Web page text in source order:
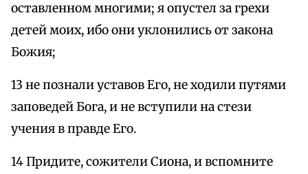
оставленном многими; я опустел за грехи
детей моих, ибо они уклонились от закона
Божия;
13 не познали уставов Его, не ходили путями
заповедей Бога, и не вступили на стези
учения в правде Его.
14 Придите, сожители Сиона, и вспомните